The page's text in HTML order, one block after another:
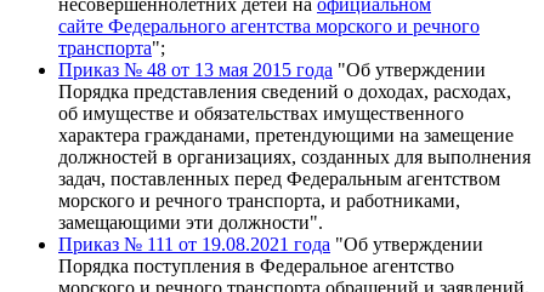
несовершеннолетних детей на официальном
сайте Федерального агентства морского и речного
транспорта";
Приказ № 48 от 13 мая 2015 года "Об утверждении
Порядка представления сведений о доходах, расходах,
об имуществе и обязательствах имущественного
характера гражданами, претендующими на замещение
должностей в организациях, созданных для выполнения
задач, поставленных перед Федеральным агентством
морского и речного транспорта, и работниками,
замещающими эти должности".
Приказ № 111 от 19.08.2021 года "Об утверждении
Порядка поступления в Федеральное агентство